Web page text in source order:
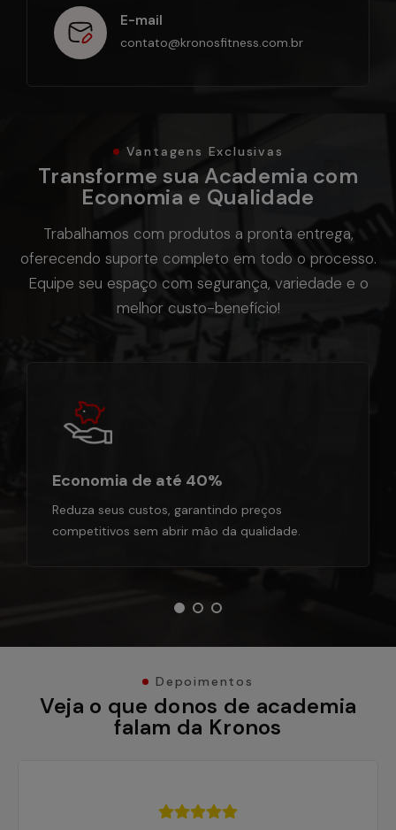
E-mail
contato@kronosfitness.com.br
Vantagens Exclusivas
Transforme sua Academia com
Economia e Qualidade
Trabalhamos com produtos a pronta entrega,
oferecendo suporte completo em todo o processo.
Equipe seu espaço com segurança, variedade e o
melhor custo-benefício!
Economia de até 40%
Reduza seus custos, garantindo preços
competitivos sem abrir mão da qualidade.
1 2 3
Depoimentos
Veja o que donos de academia
falam da Kronos